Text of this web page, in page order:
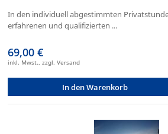
In den individuell abgestimmten
erfahrenen und qualifizierten ...
69,00 €
inkl. Mwst., zzgl. Versand
In den Warenkorb